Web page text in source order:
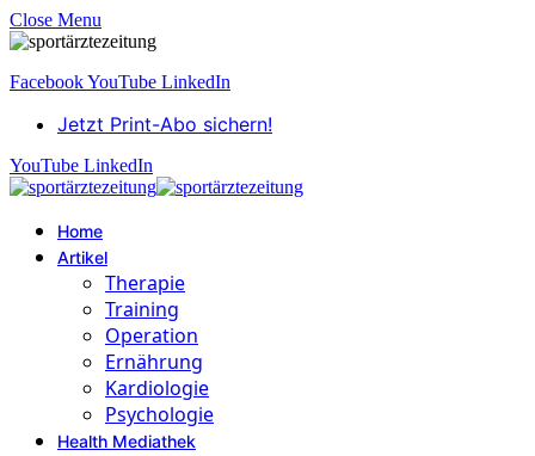
Close Menu
FacebookYouTube LinkedIn
Jetzt Print-Abo sichern!
YouTube LinkedIn
Home
Artikel
Therapie
Training
Operation
Ernährung
Kardiologie
Psychologie
Health Mediathek